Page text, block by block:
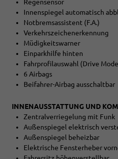
Regensensor
Innenspiegel automatisch
Notbremsassistent (F.A.)
Verkehrszeichenerkennung
Müdigkeitswarner
Einparkhilfe hinten
Fahrprofilauswahl (Drive
6 Airbags
Beifahrer-Airbag ausschaltbar
INNENAUSSTATTUNG UND
Zentralverriegelung mit Funk
Außenspiegel elektrisch
Außenspiegel beheizbar
Elektrische Fensterheber